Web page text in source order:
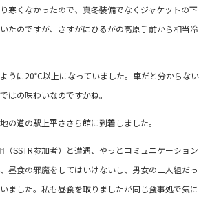
寒くなかったので、真冬装備でなくジャケットの下
たのですが、さすがにひるがの高原手前から相当冷
うに20℃以上になっていました。車だと分からない
はの味わいなのですかね。
の道の駅上平ささら館に到着しました。
（SSTR参加者）と遭遇、やっとコミュニケーション
昼食の邪魔をしてはいけないし、男女の二人組だっ
ました。私も昼食を取りましたが同じ食事処で気に